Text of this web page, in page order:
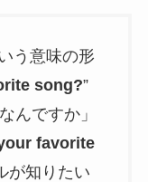
う意味の形
song?”
んですか」
favorite
が知りたい